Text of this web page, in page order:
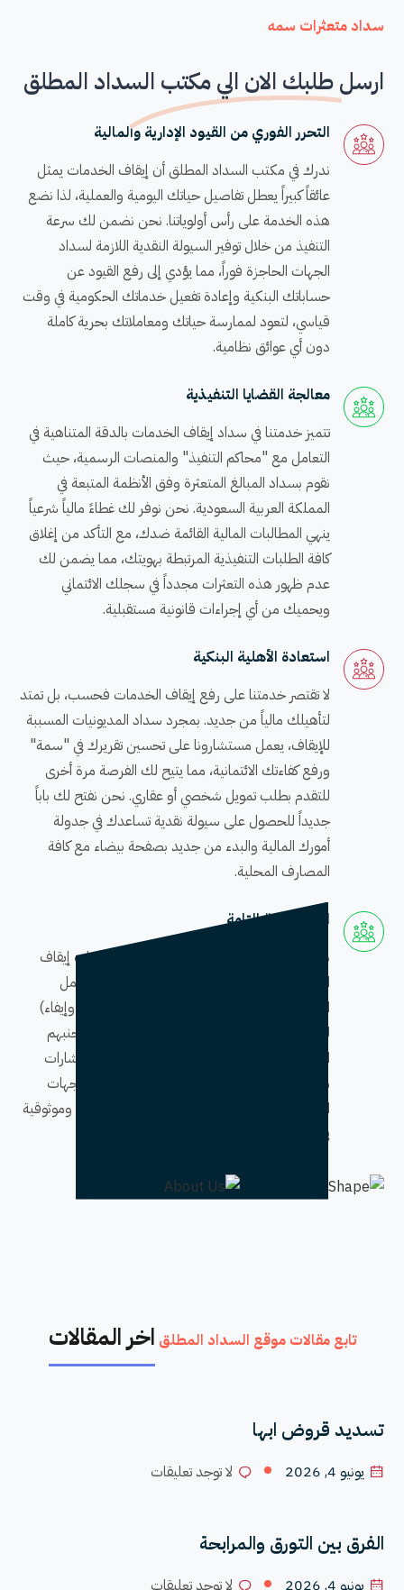
سداد متعثرات سمه
ارسل طلبك الان الي مكتب السداد المطلق
التحرر الفوري من القيود الإدارية والمالية
ندرك في مكتب السداد المطلق أن إيقاف الخدمات يمثل
عائقاً كبيراً يعطل تفاصيل حياتك اليومية والعملية، لذا نضع
هذه الخدمة على رأس أولوياتنا. نحن نضمن لك سرعة
التنفيذ من خلال توفير السيولة النقدية اللازمة لسداد
الجهات الحاجزة فوراً، مما يؤدي إلى رفع القيود عن
حساباتك البنكية وإعادة تفعيل خدماتك الحكومية في وقت
قياسي، لتعود لممارسة حياتك ومعاملاتك بحرية كاملة
دون أي عوائق نظامية.
معالجة القضايا التنفيذية
تتميز خدمتنا في سداد إيقاف الخدمات بالدقة المتناهية في
التعامل مع "محاكم التنفيذ" والمنصات الرسمية، حيث
نقوم بسداد المبالغ المتعثرة وفق الأنظمة المتبعة في
المملكة العربية السعودية. نحن نوفر لك غطاءً مالياً شرعياً
ينهي المطالبات المالية القائمة ضدك، مع التأكد من إغلاق
كافة الطلبات التنفيذية المرتبطة بهويتك، مما يضمن لك
عدم ظهور هذه التعثرات مجدداً في سجلك الائتماني
ويحميك من أي إجراءات قانونية مستقبلية.
استعادة الأهلية البنكية
لا تقتصر خدمتنا على رفع إيقاف الخدمات فحسب، بل تمتد
لتأهيلك مالياً من جديد. بمجرد سداد المديونيات المسببة
للإيقاف، يعمل مستشارونا على تحسين تقريرك في "سمة"
ورفع كفاءتك الائتمانية، مما يتيح لك الفرصة مرة أخرى
للتقدم بطلب تمويل شخصي أو عقاري. نحن نفتح لك باباً
جديداً للحصول على سيولة نقدية تساعدك في جدولة
أمورك المالية والبدء من جديد بصفحة بيضاء مع كافة
المصارف المحلية.
الخصوصية التامة
نحن في مكتب السداد المطلق نتعامل مع ملفات إيقاف
الخدمات بمنتهى السرية والمهنية، حيث يتم التعامل
المباشر مع المنصات المعتمدة (مثل منصة ناجز وإيفاء)
لضمان دقة السداد. نضمن لعملائنا مساراً آمناً يجنبهم
المساءلات أو التعقيدات الروتينية، مع تقديم استشارات
متواصلة حتى التأكد من تحديث الحالة في كافة الجهات
الحكومية والبنكية، مما يجعلنا الشريك الأكثر أماناً وموثوقية
في أصعب الظروف المالية.
تابع مقالات موقع السداد المطلق اخر المقالات
تسديد قروض ابها
يونيو 4, 2026 لا توجد تعليقات
الفرق بين التورق والمرابحة
يونيو 4, 2026 لا توجد تعليقات